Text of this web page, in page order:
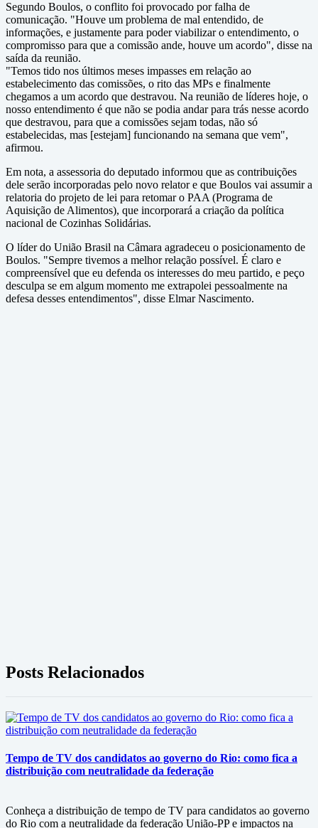
Segundo Boulos, o conflito foi provocado por falha de
comunicação. "Houve um problema de mal entendido, de
informações, e justamente para poder viabilizar o entendimento, o
compromisso para que a comissão ande, houve um acordo", disse na
saída da reunião.
"Temos tido nos últimos meses impasses em relação ao
estabelecimento das comissões, o rito das MPs e finalmente
chegamos a um acordo que destravou. Na reunião de líderes hoje, o
nosso entendimento é que não se podia andar para trás nesse acordo
que destravou, para que a comissões sejam todas, não só
estabelecidas, mas [estejam] funcionando na semana que vem",
afirmou.
Em nota, a assessoria do deputado informou que as contribuições
dele serão incorporadas pelo novo relator e que Boulos vai assumir a
relatoria do projeto de lei para retomar o PAA (Programa de
Aquisição de Alimentos), que incorporará a criação da política
nacional de Cozinhas Solidárias.
O líder do União Brasil na Câmara agradeceu o posicionamento de
Boulos. "Sempre tivemos a melhor relação possível. É claro e
compreensível que eu defenda os interesses do meu partido, e peço
desculpa se em algum momento me extrapolei pessoalmente na
defesa desses entendimentos", disse Elmar Nascimento.
Posts Relacionados
Tempo de TV dos candidatos ao governo do Rio: como fica a
distribuição com neutralidade da federação
Conheça a distribuição de tempo de TV para candidatos ao governo
do Rio com a neutralidade da federação União-PP e impactos na